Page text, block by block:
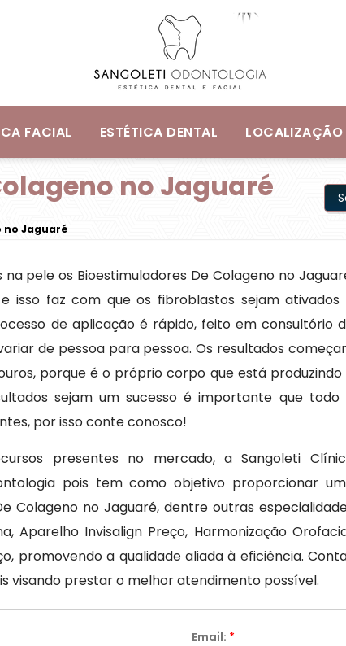
FACIAL ESTÉTICA DENTAL LOCALIZAÇÃO
no Jaguaré
no Jaguaré
pele os Bioestimuladores De Colageno no
isso faz com que os fibroblastos sejam ativados
de aplicação é rápido, feito em consultório
de pessoa para pessoa. Os resultados
porque é o próprio corpo que está produzindo
sejam um sucesso é importante que todo
por isso conte conosco!
presentes no mercado, a Sangoleti
pois tem como objetivo proporcionar
Colageno no Jaguaré, dentre outras
Aparelho Invisalign Preço, Harmonização
promovendo a qualidade aliada à eficiência.
visando prestar o melhor atendimento possível.
Email: *